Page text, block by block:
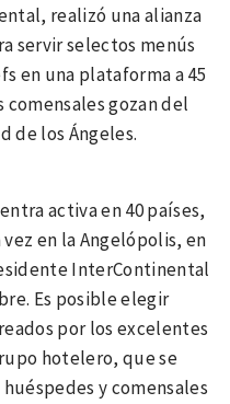
realizó una alianza
servir selectos menús
en una plataforma a 45
gozan del
de los Ángeles.
activa en 40 países,
en la Angelópolis, en
InterContinental
Es posible elegir
por los excelentes
hotelero, que se
y comensales